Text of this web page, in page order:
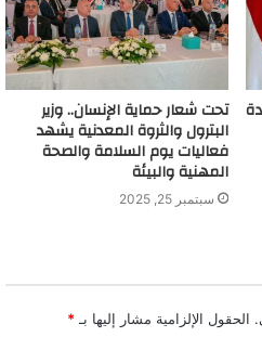
تحت شعار حماية الإنسان.. وزير
البترول والثروة المعدنية يشهد
فعاليات يوم السلامة والصحة
المهنية والبيئة
سبتمبر 25, 2025
الحقول الإلزامية مشار إليها بـ *